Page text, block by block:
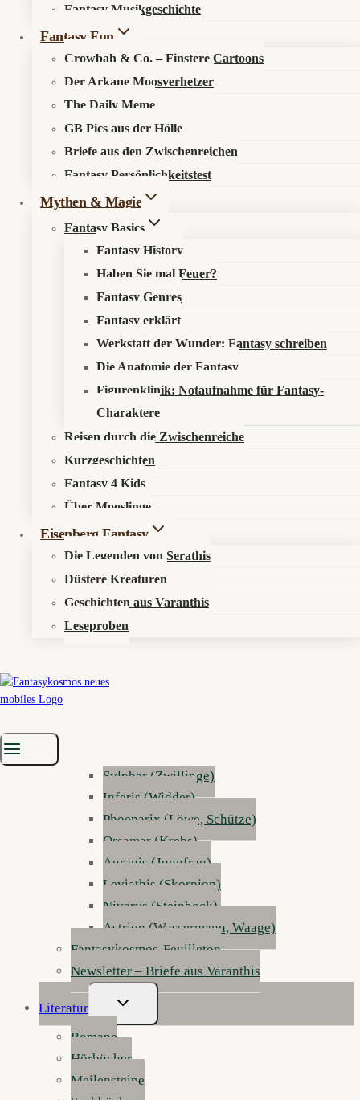
Fantasy Musikgeschichte
Fantasy Fun
Crowbah & Co. – Finstere Cartoons
Der Arkane Moosverhetzer
The Daily Meme
GB Pics aus der Hölle
Briefe aus den Zwischenreichen
Fantasy Persönlichkeitstest
Mythen & Magie
Fantasy Basics
Fantasy History
Haben Sie mal Feuer?
Fantasy Genres
Fantasy erklärt
Werkstatt der Wunder: Fantasy schreiben
Die Anatomie der Fantasy
Figurenklinik: Notaufnahme für Fantasy-
Charaktere
Reisen durch die Zwischenreiche
Kurzgeschichten
Fantasy 4 Kids
Über Mooslinge
Eisenberg Fantasy
Die Legenden von Serathis
Düstere Kreaturen
Geschichten aus Varanthis
Leseproben
im
zurück
Kosmos entdecken
Über den Fantasykosmos
Unsere fantastischen Autoren
Recht & Ordnung
Datenschutzerklärung
Impressum
Sonst noch was?
Fantastisch werben
Newsletter
© 2026 Fantasykosmos
Untermenü
Umschalten
Sylphar (Zwillinge)
Inferis (Widder)
Phoenarix (Löwe, Schütze)
Orsamar (Krebs)
Aurapis (Jungfrau)
Leviathis (Skorpion)
Nivarys (Steinbock)
Astrion (Wassermann, Waage)
Fantasykosmos-Feuilleton
Newsletter – Briefe aus Varanthis
Literatur
Untermenü
Umschalten
Romane
Hörbücher
Meilensteine